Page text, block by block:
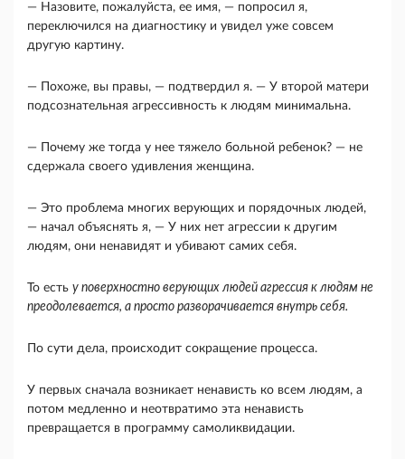
— Назовите, пожалуйста, ее имя, — попросил я,
переключился на диагностику и увидел уже со­всем
другую картину.
— Похоже, вы правы, — подтвердил я. — У второй матери
подсознательная агрессивность к людям минимальна.
— Почему же тогда у нее тяжело больной ребе­нок? — не
сдержала своего удивления женщина.
— Это проблема многих верующих и порядоч­ных людей,
— начал объяснять я, — У них нет аг­рессии к другим
людям, они ненавидят и убивают самих себя.
То есть у поверхностно верующих лю­дей агрессия к людям не
преодолевается, а просто разворачивается внутрь себя.
По сути дела, происходит сокращение процес­са.
У первых сначала возникает ненависть ко всем людям, а
потом медленно и неотвратимо эта нена­висть
превращается в программу самоликвидации.